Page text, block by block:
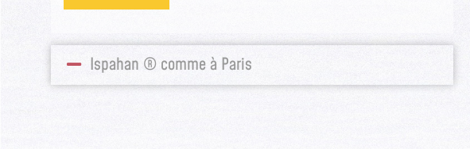
Passion, framboises & vanille
Ispahan ® comme à Paris